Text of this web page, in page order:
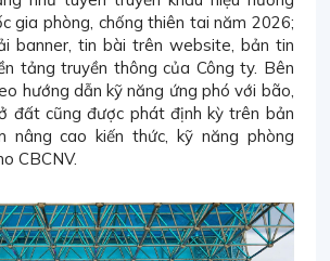
gia phòng, chống thiên tai năm 2026;
banner, tin bài trên website, bản tin
tảng truyền thông của Công ty. Bên
hướng dẫn kỹ năng ứng phó với bão,
đất cũng được phát định kỳ trên bản
nâng cao kiến thức, kỹ năng phòng
CBCNV.